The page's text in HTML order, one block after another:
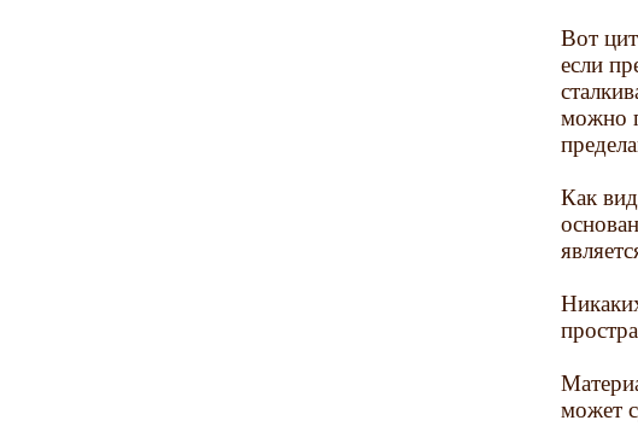
Вот
если
можно
Как
может